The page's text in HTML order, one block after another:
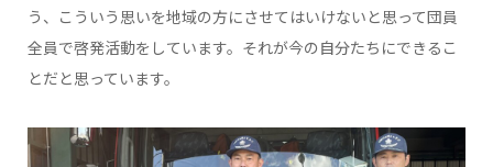
う、こういう思いを地域の方にさせてはいけないと思って団員
全員で啓発活動をしています。それが今の自分たちにできるこ
とだと思っています。